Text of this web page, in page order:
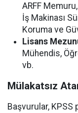
ARFF
İş Makinası
Koruma ve
Lisans
Mühendis,
vb.
Mülakatsız
Başvurular, KPSS